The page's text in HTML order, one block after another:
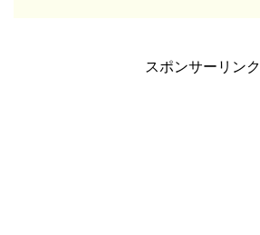
スポンサーリンク